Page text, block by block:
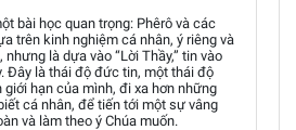
bài học quan trọng: Phêrô và các
trên kinh nghiệm cá nhân, ý riêng và
là dựa vào “Lời Thầy,” tin vào
Đây là thái độ đức tin, một thái độ
hạn của mình, đi xa hơn những
cá nhân, để tiến tới một sự vâng
và làm theo ý Chúa muốn.